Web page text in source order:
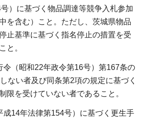
）に基づく物品調達等競争入札参加
を含む）こと。ただし、茨城県物品
止基準に基づく指名停止の措置を受
と。
令（昭和22年政令第16号）第167条の
ない者及び同条第2項の規定に基づく
限を受けていない者であること。
成14年法律第154号）に基づく更生手